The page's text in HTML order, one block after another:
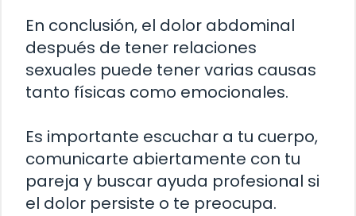
En conclusión, el dolor abdominal
después de tener relaciones
sexuales puede tener varias causas
tanto físicas como emocionales.
Es importante escuchar a tu cuerpo,
comunicarte abiertamente con tu
pareja y buscar ayuda profesional si
el dolor persiste o te preocupa.